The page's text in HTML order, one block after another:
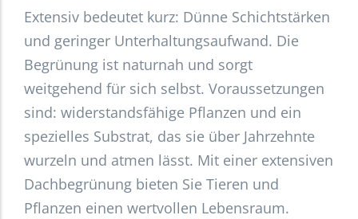
Extensiv bedeutet kurz: Dünne Schichtstärken
und geringer Unterhaltungsaufwand. Die
Begrünung ist naturnah und sorgt
weitgehend für sich selbst. Voraussetzungen
sind: widerstandsfähige Pflanzen und ein
spezielles Substrat, das sie über Jahrzehnte
wurzeln und atmen lässt. Mit einer extensiven
Dachbegrünung bieten Sie Tieren und
Pflanzen einen wertvollen Lebensraum.